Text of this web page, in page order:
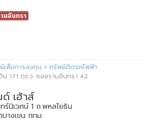
มอินทรา
เพื่อการลงทุน
ทรัพย์ติดรถไฟฟ้า
น 171 ตร.ว. ซอยรามอินทรา 42
เฮ้าส์
นิเวศน์ 1 ถ.พหลโยธิน
างเขน กทม.